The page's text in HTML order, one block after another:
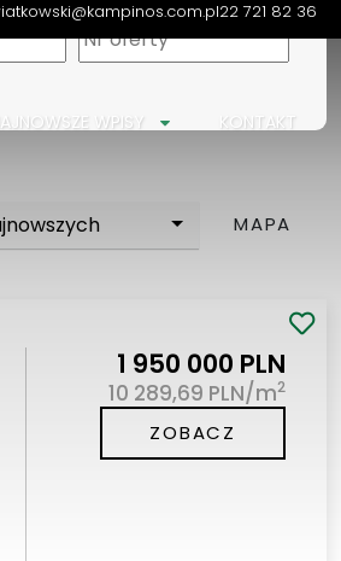
22 721 82 36
WPISY KONTAKT
MAPA
1 950 000 PLN
10 289,69 PLN/m2
ZOBACZ